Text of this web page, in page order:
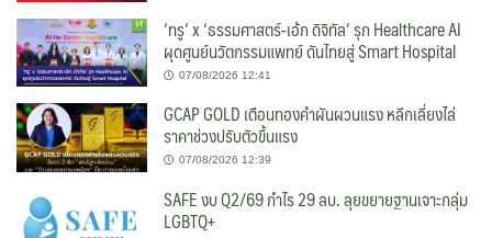
‘ทรู’ x ‘ธรรมศาสตร์-เอ้ก ดิจิทัล’ รุก Healthcare AI
ผุดศูนย์นวัตกรรมแพทย์ ดันไทยสู่ Smart Hospital
07/08/2026 12:41
GCAP GOLD เตือนทองคำผันผวนแรง หลีกเลี่ยงไล่
ราคาช่วงปรับตัวขึ้นแรง
07/08/2026 12:39
SAFE งบ Q2/69 กำไร 29 ลบ. ลุยขยายฐานเจาะกลุ่ม
LGBTQ+